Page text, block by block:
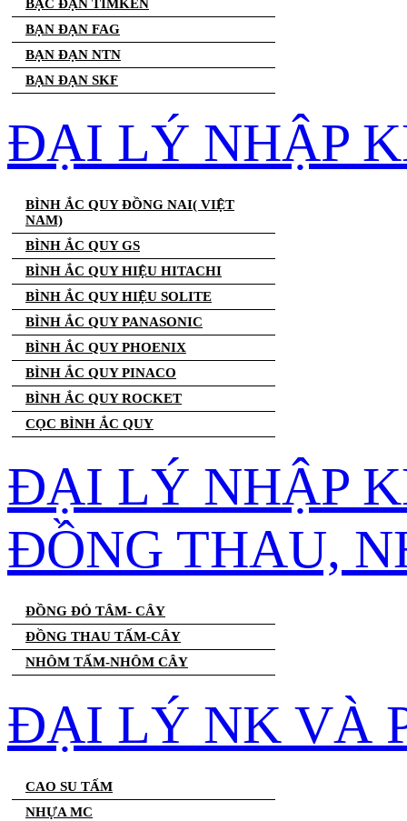
BẠC ĐẠN TIMKEN
BẠN ĐẠN FAG
BẠN ĐẠN NTN
BẠN ĐẠN SKF
ĐẠI LÝ NHẬP
BÌNH ẮC QUY ĐỒNG NAI( VIỆT
NAM)
BÌNH ẮC QUY GS
BÌNH ẮC QUY HIỆU HITACHI
BÌNH ẮC QUY HIỆU SOLITE
BÌNH ẮC QUY PANASONIC
BÌNH ẮC QUY PHOENIX
BÌNH ẮC QUY PINACO
BÌNH ẮC QUY ROCKET
CỌC BÌNH ẮC QUY
ĐẠI LÝ NHẬP
ĐỒNG THAU,
ĐỒNG ĐỎ TÂM- CÂY
ĐỒNG THAU TẤM-CÂY
NHÔM TẤM-NHÔM CÂY
ĐẠI LÝ NK VÀ
CAO SU TẤM
NHỰA MC